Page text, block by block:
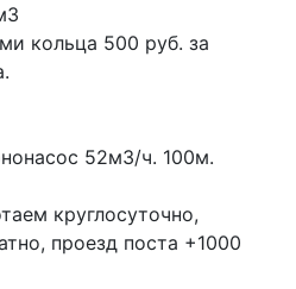
кольца 500 руб. за
52м3/ч. 100м.
круглосуточно,
проезд поста +1000